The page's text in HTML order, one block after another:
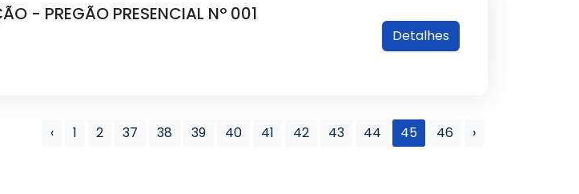
- PREGÃO PRESENCIAL Nº 001
Detalhes
‹ 1 2 37 38 39 40 41 42 43 44 45 46 ›